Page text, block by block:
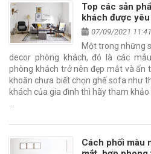
Top các sản
khách được
07/09/2021 11:41
Một trong những
decor phòng khách, đó là các
phòng khách trở nên đẹp mắt và ấn
khoăn chưa biết chọn ghế sofa như
khách của gia đình thì hãy tham
Cách phối màu